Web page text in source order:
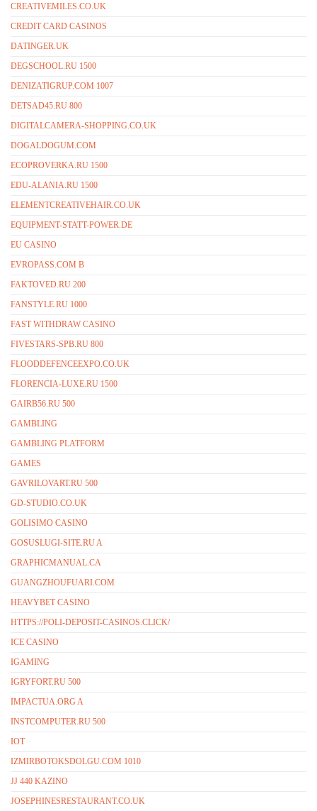
CREATIVEMILES.CO.UK
CREDIT CARD CASINOS
DATINGER.UK
DEGSCHOOL.RU 1500
DENIZATIGRUP.COM 1007
DETSAD45.RU 800
DIGITALCAMERA-SHOPPING.CO.UK
DOGALDOGUM.COM
ECOPROVERKA.RU 1500
EDU-ALANIA.RU 1500
ELEMENTCREATIVEHAIR.CO.UK
EQUIPMENT-STATT-POWER.DE
EU CASINO
EVROPASS.COM B
FAKTOVED.RU 200
FANSTYLE.RU 1000
FAST WITHDRAW CASINO
FIVESTARS-SPB.RU 800
FLOODDEFENCEEXPO.CO.UK
FLORENCIA-LUXE.RU 1500
GAIRB56.RU 500
GAMBLING
GAMBLING PLATFORM
GAMES
GAVRILOVART.RU 500
GD-STUDIO.CO.UK
GOLISIMO CASINO
GOSUSLUGI-SITE.RU A
GRAPHICMANUAL.CA
GUANGZHOUFUARI.COM
HEAVYBET CASINO
HTTPS://POLI-DEPOSIT-CASINOS.CLICK/
ICE CASINO
IGAMING
IGRYFORT.RU 500
IMPACTUA.ORG A
INSTCOMPUTER.RU 500
IOT
IZMIRBOTOKSDOLGU.COM 1010
JJ 440 KAZINO
JOSEPHINESRESTAURANT.CO.UK